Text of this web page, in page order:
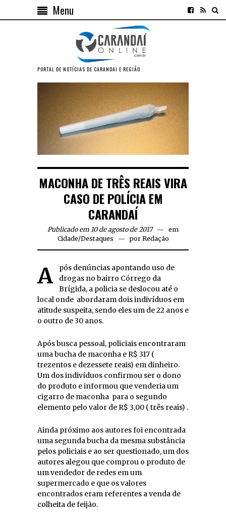
Menu
PORTAL DE NOTÍCIAS DE CARANDAI E REGIÃO
MACONHA DE TRÊS REAIS VIRA
CASO DE POLÍCIA EM
CARANDAÍ
Publicado em 10 de agosto de 2017
em
Cidade/Destaques por Redação
Após denúncias apontando uso de
drogas no bairro Córrego da
Brígida, a policia se deslocou até o
local onde abordaram dois indivíduos em
atitude suspeita, sendo eles um de 22 anos e
o outro de 30 anos.
Após busca pessoal, policiais encontraram
uma bucha de maconha e R$ 317 (
trezentos e dezessete reais) em dinheiro.
Um dos indivíduos confirmou ser o dono
do produto e informou que venderia um
cigarro de maconha para o segundo
elemento pelo valor de R$ 3,00 ( três reais) .
Ainda próximo aos autores foi encontrada
uma segunda bucha da mesma substância
pelos policiais e ao ser questionado, um dos
autores alegou que comprou o produto de
um vendedor de redes em um
supermercado e que os valores
encontrados eram referentes a venda de
colheita de feijão.